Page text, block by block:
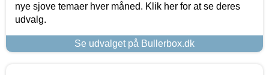
nye sjove temaer hver måned. Klik her for at se deres
udvalg.
Se udvalget på Bullerbox.dk